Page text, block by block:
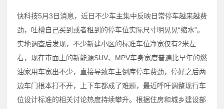
快科技5月3日消息，近日不少车主集中反映日常停车越来越费
劲，吐槽自己买到或者租到的停车位实际尺寸明晃晃“缩水”。
实地调查后发现，不少新建小区的标准车位净宽仅有2米左
右，现在市面上的新能源SUV、MPV车身宽度普遍比早年的燃
油家用车宽出不少，直接导致车主倒库停车费劲，停好之后两
边车门根本打不开，上下车都成了难题，最近呼吁调整现行车
位设计标准的相关讨论热度持续攀升。根据住房和城乡建设部